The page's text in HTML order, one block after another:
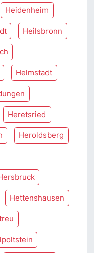
Heidenheim
Heilsbronn
Helmstadt
Heretsried
Heroldsberg
Hettenshausen